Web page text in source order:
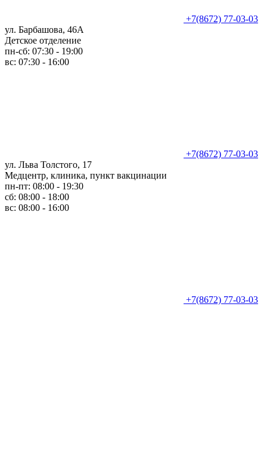
+7(8672) 77-03-03
ул. Барбашова, 46А
Детское отделение
пн-сб: 07:30 - 19:00
вс: 07:30 - 16:00
+7(8672) 77-03-03
ул. Льва Толстого, 17
Медцентр, клиника, пункт вакцинации
пн-пт: 08:00 - 19:30
сб: 08:00 - 18:00
вс: 08:00 - 16:00
+7(8672) 77-03-03